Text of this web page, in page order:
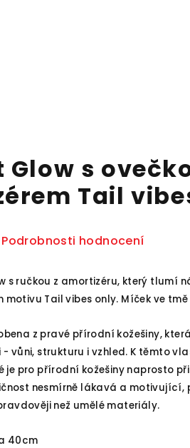
s
Tail
Podrobnosti hodnocení
s ručkou z amortizéru, který tlumí
motivu Tail vibes only. Míček ve
z pravé přírodní kožešiny,
vůni, strukturu i vzhled. K těmto
pro přírodní kožešiny naprosto
nesmírně lákavá a motivující,
než umělé materiály.
40cm